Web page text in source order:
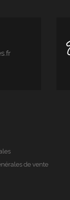
de vente